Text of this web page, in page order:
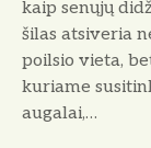
kaip senųjų
šilas atsiveria
poilsio vieta,
kuriame
augalai,…